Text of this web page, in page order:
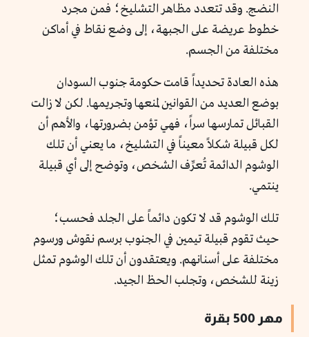
النضج. وقد تتعدد مظاهر التشليخ؛ فمن مجرد
خطوط عريضة على الجبهة، إلى وضع نقاط في أماكن
مختلفة من الجسم.
هذه العادة تحديداً قامت حكومة جنوب السودان
بوضع العديد من القوانين لمنعها وتجريمها. لكن لا زالت
القبائل تمارسها سراً، فهي تؤمن بضرورتها، والأهم أن
لكل قبيلة شكلاً معيناً في التشليخ، ما يعني أن تلك
الوشوم الدائمة تُعرِّف الشخص، وتوضح إلى أي قبيلة
ينتمي.
تلك الوشوم قد لا تكون دائماً على الجلد فحسب؛
حيث تقوم قبيلة تيمين في الجنوب برسم نقوش ورسوم
مختلفة على أسنانهم. ويعتقدون أن تلك الوشوم تمثل
زينة للشخص، وتجلب الحظ الجيد.
مهر 500 بقرة